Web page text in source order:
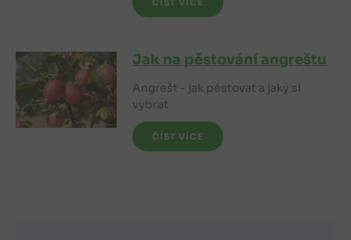
ČÍST VÍCE
Jak na pěstování angreštu
Angrešt - jak pěstovat a jaký si
vybrat
ČÍST VÍCE